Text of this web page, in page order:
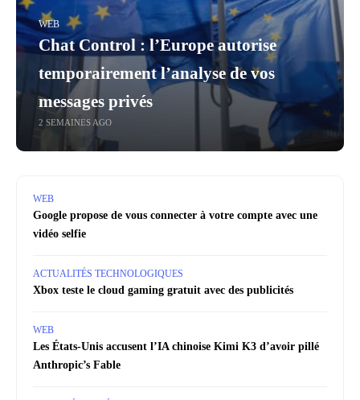
WEB
Chat Control : l’Europe autorise
temporairement l’analyse de vos
messages privés
2 SEMAINES AGO
WEB
Google propose de vous connecter à votre compte avec une
vidéo selfie
ACTUALITÉS TECHNOLOGIQUES
Xbox teste le cloud gaming gratuit avec des publicités
WEB
Les États-Unis accusent l’IA chinoise Kimi K3 d’avoir pillé
Anthropic’s Fable